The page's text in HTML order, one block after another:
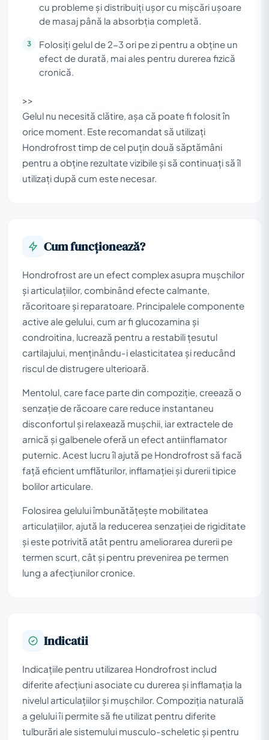
cu probleme și distribuiți ușor cu mișcări ușoare
de masaj până la absorbția completă.
Folosiți gelul de 2-3 ori pe zi pentru a obține un
efect de durată, mai ales pentru durerea fizică
cronică.
>>
Gelul nu necesită clătire, așa că poate fi folosit în
orice moment. Este recomandat să utilizați
Hondrofrost timp de cel puțin două săptămâni
pentru a obține rezultate vizibile și să continuați să îl
utilizați după cum este necesar.
Cum funcționează?
Hondrofrost are un efect complex asupra mușchilor
și articulațiilor, combinând efecte calmante,
răcoritoare și reparatoare. Principalele componente
active ale gelului, cum ar fi glucozamina și
condroitina, lucrează pentru a restabili țesutul
cartilajului, menținându-i elasticitatea și reducând
riscul de distrugere ulterioară.
Mentolul, care face parte din compoziție, creează o
senzație de răcoare care reduce instantaneu
disconfortul și relaxează mușchii, iar extractele de
arnică și galbenele oferă un efect antiinflamator
puternic. Acest lucru îl ajută pe Hondrofrost să facă
față eficient umflăturilor, inflamației și durerii tipice
bolilor articulare.
Folosirea gelului îmbunătățește mobilitatea
articulațiilor, ajută la reducerea senzației de rigiditate
și este potrivită atât pentru ameliorarea durerii pe
termen scurt, cât și pentru prevenirea pe termen
lung a afecțiunilor cronice.
Indicatii
Indicațiile pentru utilizarea Hondrofrost includ
diferite afecțiuni asociate cu durerea și inflamația la
nivelul articulațiilor și mușchilor. Compoziția naturală
a gelului îi permite să fie utilizat pentru diferite
tulburări ale sistemului musculo-scheletic și pentru